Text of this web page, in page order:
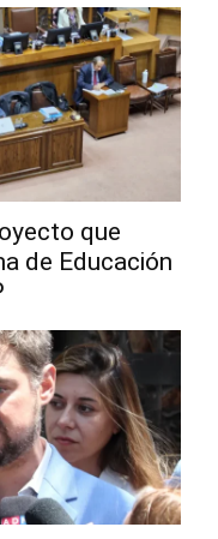
que
de Educación